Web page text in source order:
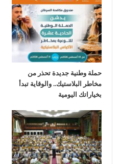
حملة وطنية جديدة تحذر من
مخاطر البلاستيك.. والوقاية تبدأ
بخياراتك اليومية